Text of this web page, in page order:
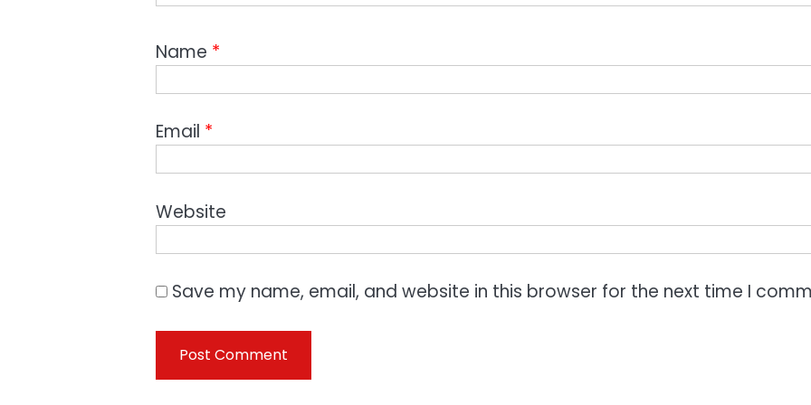
Name *
Email *
Website
Save my name, email, and website in this browser for the next time I